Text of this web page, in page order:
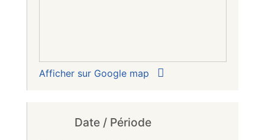
Afficher sur Google map
Date / Période